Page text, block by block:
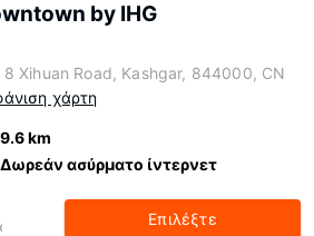
by IHG
8 Xihuan Road, Kashgar, 844000, CN
χάρτη
9.6 km
Δωρεάν ασύρματο ίντερνετ
Επιλέξτε